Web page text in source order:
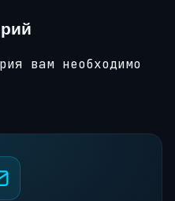
вам необходимо